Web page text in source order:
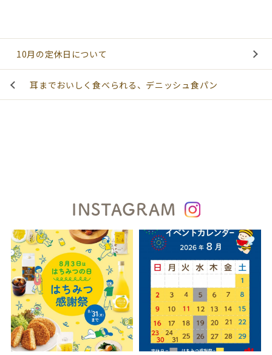
10月の定休日について
耳までおいしく食べられる、デニッシュ食パン
INSTAGRAM